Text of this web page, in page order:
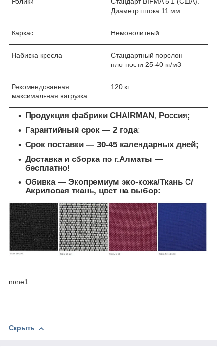
Ролики
Стандарт BIFMA 5,1 (США).
Диаметр штока 11 мм.
Каркас Немонолитный
Набивка кресла
Стандартный поролон
плотности 25-40 кг/м3
Рекомендованная
максимальная нагрузка
120 кг.
Продукция фабрики CHAIRMAN, Россия;
Гарантийный срок ― 2 года;
Срок поставки ― 30-45 календарных дней;
Доставка и сборка по г.Алматы ―
бесплатно!
Обивка ― Экопремиум эко-кожа/Ткань С/
Акриловая ткань, цвет на выбор:
none1
Скрыть